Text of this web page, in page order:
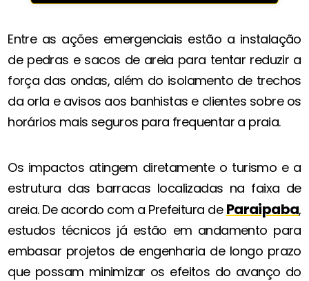
Entre as ações emergenciais estão a instalação
de pedras e sacos de areia para tentar reduzir a
força das ondas, além do isolamento de trechos
da orla e avisos aos banhistas e clientes sobre os
horários mais seguros para frequentar a praia.
Os impactos atingem diretamente o turismo e a
estrutura das barracas localizadas na faixa de
areia. De acordo com a Prefeitura de Paraipaba,
estudos técnicos já estão em andamento para
embasar projetos de engenharia de longo prazo
que possam minimizar os efeitos do avanço do